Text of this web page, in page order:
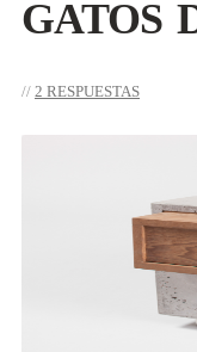
GATOS
2 RESPUESTAS